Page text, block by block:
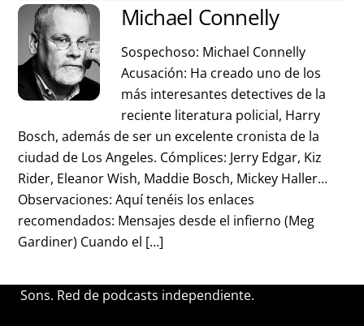
Michael Connelly
Sospechoso: Michael Connelly
Acusación: Ha creado uno de los
más interesantes detectives de la
reciente literatura policial, Harry
Bosch, además de ser un excelente cronista de la
ciudad de Los Angeles. Cómplices: Jerry Edgar, Kiz
Rider, Eleanor Wish, Maddie Bosch, Mickey Haller…
Observaciones: Aquí tenéis los enlaces
recomendados: Mensajes desde el infierno (Meg
Gardiner) Cuando el […]
Sons. Red de podcasts independiente.